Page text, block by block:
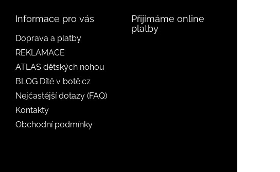
Informace pro vás
Doprava a platby
REKLAMACE
ATLAS dětských nohou
BLOG Dítě v botě.cz
Nejčastější dotazy (FAQ)
Kontakty
Obchodní podmínky
Přijímáme online
platby